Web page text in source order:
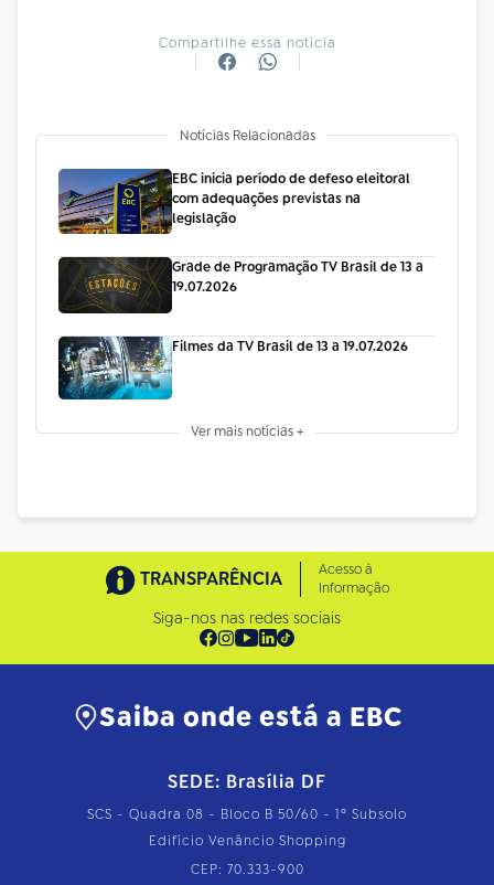
Compartilhe essa notícia
Notícias Relacionadas
EBC inicia período de defeso eleitoral
com adequações previstas na
legislação
Grade de Programação TV Brasil de 13 a
19.07.2026
Filmes da TV Brasil de 13 a 19.07.2026
Ver mais notícias +
TRANSPARÊNCIA
Acesso à
Informação
Siga-nos nas redes sociais
Saiba onde está a EBC
SEDE: Brasília DF
SCS - Quadra 08 - Bloco B 50/60 - 1º Subsolo
Edifício Venâncio Shopping
CEP: 70.333-900